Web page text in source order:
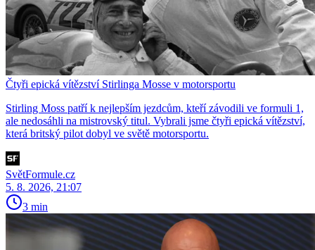
Čtyři epická vítězství Stirlinga Mosse v motorsportu
Stirling Moss patří k nejlepším jezdcům, kteří závodili ve formuli 1,
ale nedosáhli na mistrovský titul. Vybrali jsme čtyři epická vítězství,
která britský pilot dobyl ve světě motorsportu.
SvětFormule.cz
5. 8. 2026, 21:07
3 min